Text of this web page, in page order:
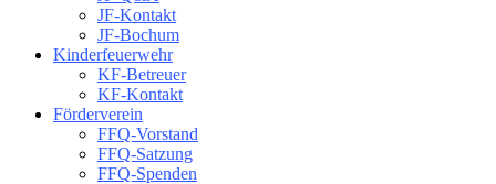
JF-Kontakt
JF-Bochum
Kinderfeuerwehr
KF-Betreuer
KF-Kontakt
Förderverein
FFQ-Vorstand
FFQ-Satzung
FFQ-Spenden